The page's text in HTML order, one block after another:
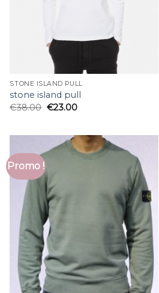
STONE ISLAND PULL
stone island pull
€38.00 €23.00
Promo !